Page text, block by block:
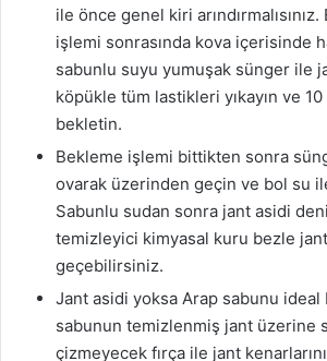
ile önce genel kiri arındırmalısınız.
işlemi sonrasında kova içerisinde
sabunlu suyu yumuşak sünger ile
köpükle tüm lastikleri yıkayın ve
bekletin.
Bekleme işlemi bittikten sonra
ovarak üzerinden geçin ve bol su
Sabunlu sudan sonra jant asidi
temizleyici kimyasal kuru bezle
geçebilirsiniz.
Jant asidi yoksa Arap sabunu
sabunun temizlenmiş jant üzerine
çizmeyecek fırça ile jant